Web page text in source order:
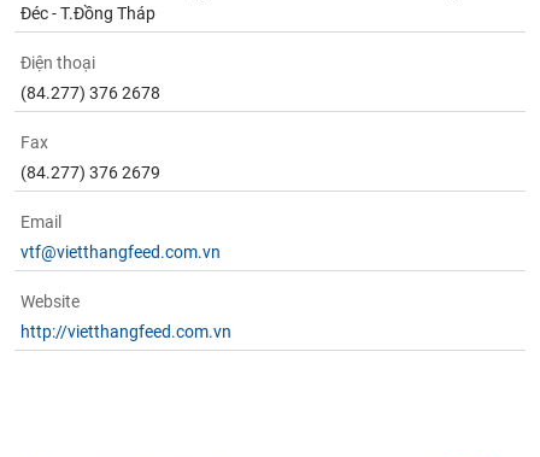
Đéc - T.Đồng Tháp
Điện thoại
(84.277) 376 2678
Fax
(84.277) 376 2679
Email
vtf@vietthangfeed.com.vn
Website
http://vietthangfeed.com.vn